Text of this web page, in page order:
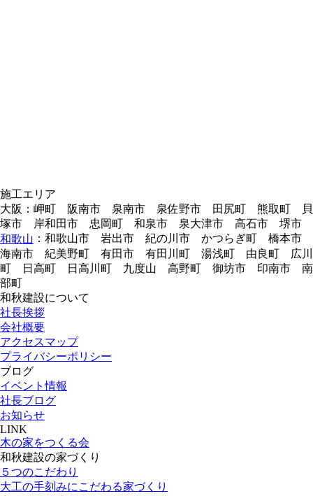
施工エリア
大阪：岬町 阪南市 泉南市 泉佐野市 田尻町 熊取町 貝
塚市 岸和田市 忠岡町 和泉市 泉大津市 高石市 堺市
和歌山 ：和歌山市 岩出市 紀の川市 かつらぎ町 橋本市
海南市 紀美野町 有田市 有田川町 湯浅町 由良町 広川
町 日高町 日高川町 九度山 高野町 御坊市 印南市 南
部町
和秋建設について
社長挨拶
会社概要
アクセスマップ
プライバシーポリシー
ブログ
イベント情報
社長ブログ
お知らせ
LINK
木の家をつくる会
和秋建設の家づくり
５つのこだわり
大工の手刻みにこだわる家づくり